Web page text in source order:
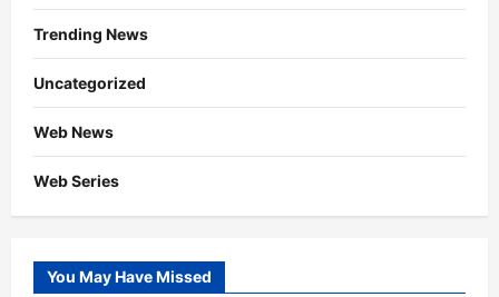
Trending News
Uncategorized
Web News
Web Series
You May Have Missed